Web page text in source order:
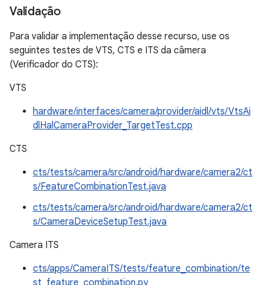
Validação
Para validar a implementação desse recurso, use os
seguintes testes de VTS, CTS e ITS da câmera
(Verificador do CTS):
VTS
hardware/interfaces/camera/provider/aidl/vts/VtsAi
dlHalCameraProvider_TargetTest.cpp
CTS
cts/tests/camera/src/android/hardware/camera2/ct
s/FeatureCombinationTest.java
cts/tests/camera/src/android/hardware/camera2/ct
s/CameraDeviceSetupTest.java
Camera ITS
cts/apps/CameraITS/tests/feature_combination/te
st_feature_combination.py